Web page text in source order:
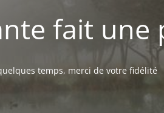
fait une
temps, merci de votre fidélité